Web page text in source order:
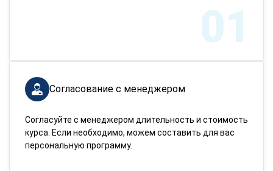
01
Согласование с менеджером
Согласуйте с менеджером длительность и стоимость
курса. Если необходимо, можем составить для вас
персональную программу.